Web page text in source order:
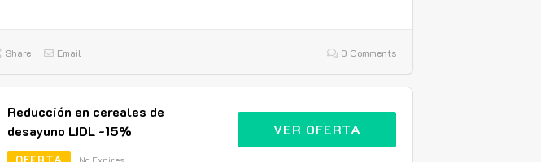
Share Email 0 Comments
Reducción en cereales de
desayuno LIDL -15%
OFERTA
VER OFERTA